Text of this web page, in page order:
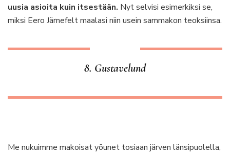
uusia asioita kuin itsestään. Nyt selvisi esimerkiksi se,
miksi Eero Järnefelt maalasi niin usein sammakon teoksiinsa.
8. Gustavelund
Me nukuimme makoisat yöunet tosiaan järven länsipuolella,